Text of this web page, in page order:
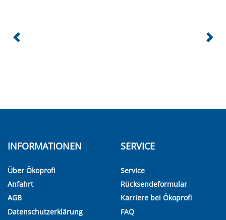
INFORMATIONEN
Über Ökoprofi
Anfahrt
AGB
Datenschutzerklärung
SERVICE
Service
Rücksendeformular
Karriere bei Ökoprofi
FAQ